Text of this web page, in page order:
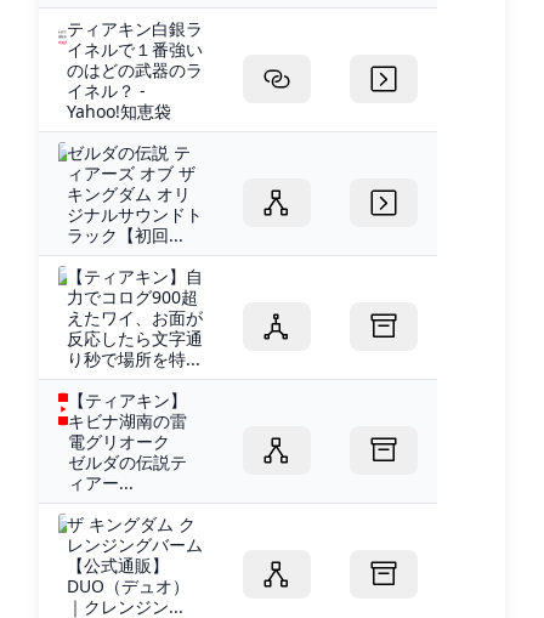
ティアキン白銀ラ
イネルで１番強い
のはどの武器のラ
イネル？ -
Yahoo!知恵袋
ゼルダの伝説 テ
ィアーズ オブ ザ
キングダム オリ
ジナルサウンドト
ラック【初回...
【ティアキン】自
力でコログ900超
えたワイ、お面が
反応したら文字通
り秒で場所を特...
【ティアキン】
キビナ湖南の雷
電グリオーク
ゼルダの伝説テ
ィアー...
ザ キングダム ク
レンジングバーム
【公式通販】
DUO（デュオ）
｜クレンジン...